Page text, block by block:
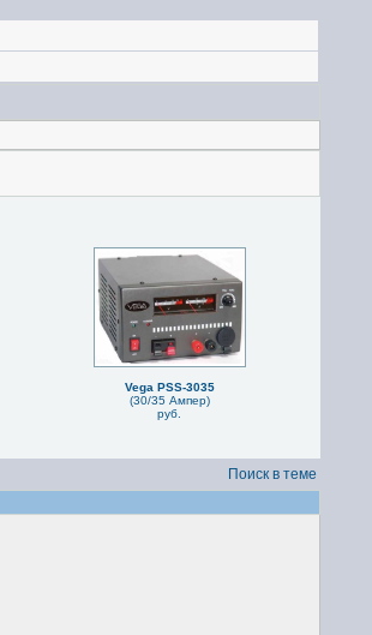
Vega PSS-3035
(30/35 Ампер)
руб.
Поиск в теме